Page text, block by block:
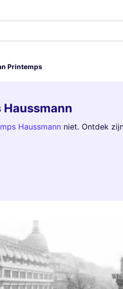
Printemps
Haussmann niet. Ontdek